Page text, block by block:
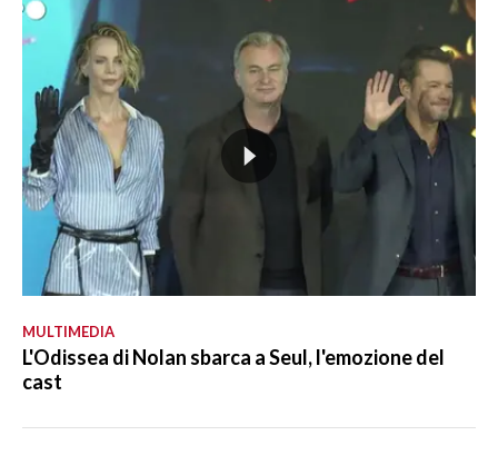
MULTIMEDIA
L'Odissea di Nolan sbarca a Seul, l'emozione del
cast